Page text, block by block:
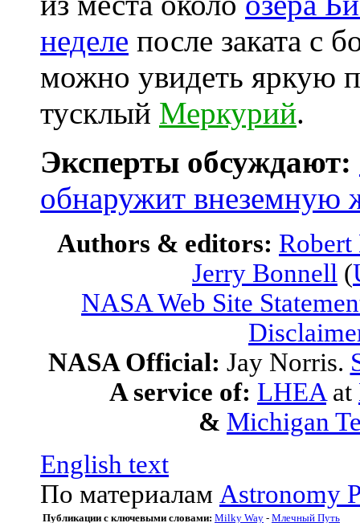
неделе после заката с
можно увидеть яркую
тусклый Меркурий.
Эксперты обсуждают:
обнаружит внеземную
Authors & editors:
Jerry Bonnell (
NASA Web Site
NASA Official: Jay Norris.
A service of: LHEA at
& Michigan
English text
По материалам Astronomy
Публикации с ключевыми словами: Milky Way - Млечный Путь